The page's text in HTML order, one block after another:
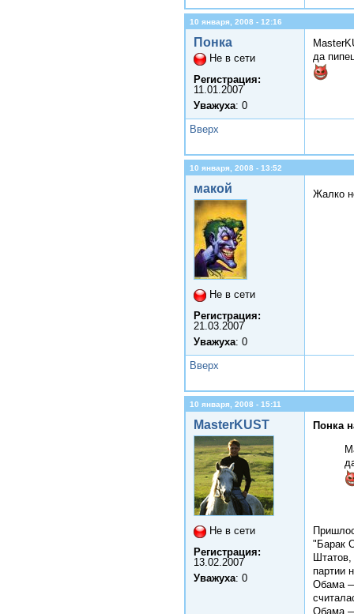
10 января, 2008 - 12:16
Понка
Не в сети
Регистрация:
11.01.2007
Уважуха: 0
да
Вверх
10 января, 2008 - 13:52
макой
Не в сети
Регистрация:
21.03.2007
Уважуха: 0
Жалко
Вверх
10 января, 2008 - 15:11
MasterKUST
Не в сети
Регистрация:
13.02.2007
Уважуха: 0
Понка
"Барак
партии
Обама —
Обама —